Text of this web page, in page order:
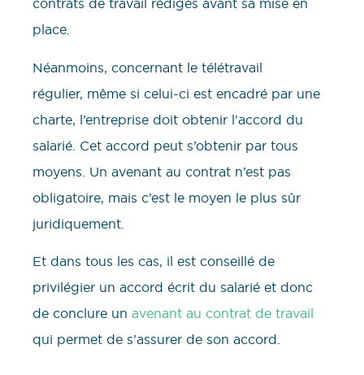
contrats de travail rédigés avant sa mise en
place.
Néanmoins, concernant le télétravail
régulier, même si celui-ci est encadré par une
charte, l’entreprise doit obtenir l’accord du
salarié. Cet accord peut s’obtenir par tous
moyens. Un avenant au contrat n’est pas
obligatoire, mais c’est le moyen le plus sûr
juridiquement.
Et dans tous les cas, il est conseillé de
privilégier un accord écrit du salarié et donc
de conclure un avenant au contrat de travail
qui permet de s’assurer de son accord.